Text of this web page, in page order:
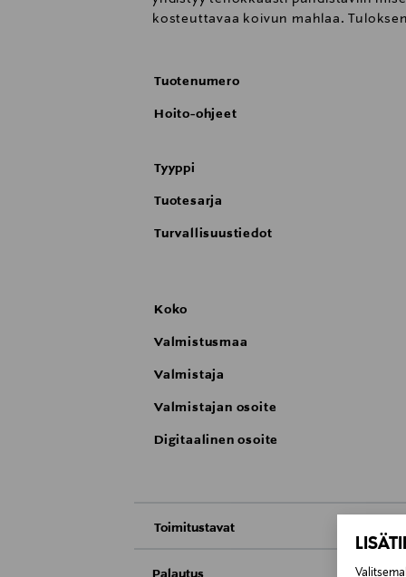
kosteuttavaa koivun mahlaa.
Tuotenumero
Hoito-ohjeet
Tyyppi
Tuotesarja
Turvallisuustiedot
Koko
Valmistusmaa
Valmistaja
Valmistajan osoite
Digitaalinen osoite
Toimitustavat